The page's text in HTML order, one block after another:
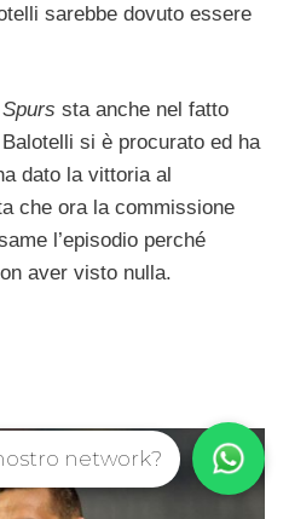
sarebbe dovuto essere
Spurs sta anche nel fatto
si è procurato ed ha
dato la vittoria al
che ora la commissione
l’episodio perché
aver visto nulla.
network?